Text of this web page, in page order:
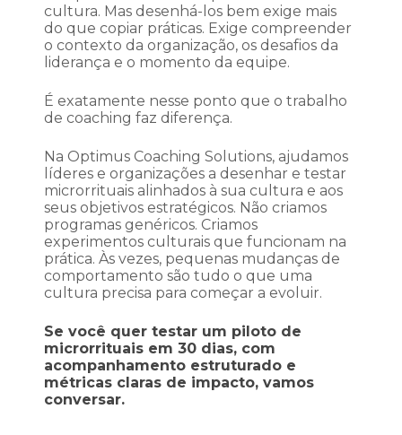
cultura. Mas desenhá-los bem exige mais
do que copiar práticas. Exige compreender
o contexto da organização, os desafios da
liderança e o momento da equipe.
É exatamente nesse ponto que o trabalho
de coaching faz diferença.
Na Optimus Coaching Solutions, ajudamos
líderes e organizações a desenhar e testar
microrrituais alinhados à sua cultura e aos
seus objetivos estratégicos. Não criamos
programas genéricos. Criamos
experimentos culturais que funcionam na
prática. Às vezes, pequenas mudanças de
comportamento são tudo o que uma
cultura precisa para começar a evoluir.
Se você quer testar um piloto de
microrrituais em 30 dias, com
acompanhamento estruturado e
métricas claras de impacto, vamos
conversar.